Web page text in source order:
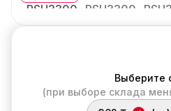
Выберите
(при выборе склада